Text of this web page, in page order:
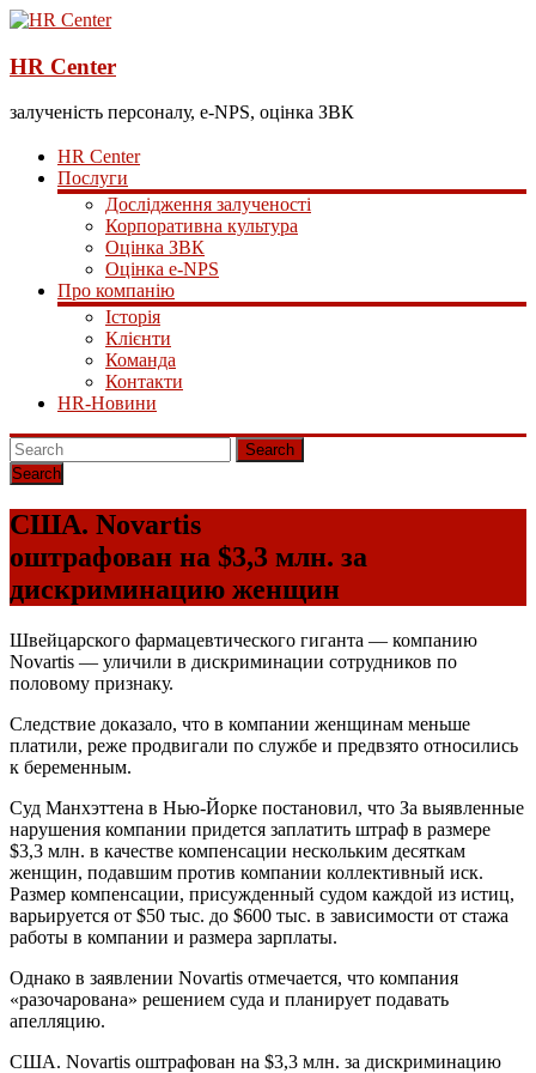
HR Center
залученість персоналу, e-NPS, оцінка ЗВК
HR Center
Послуги
Дослідження залученості
Корпоративна культура
Оцінка ЗВК
Оцінка e-NPS
Про компанію
Історія
Клієнти
Команда
Контакти
HR-Новини
Search
США. Novartis
оштрафован на $3,3 млн. за
дискриминацию женщин
Швейцарского фармацевтического гиганта — компанию
Novartis — уличили в дискриминации сотрудников по
половому признаку.
Следствие доказало, что в компании женщинам меньше
платили, реже продвигали по службе и предвзято относились
к беременным.
Суд Манхэттена в Нью-Йорке постановил, что За выявленные
нарушения компании придется заплатить штраф в размере
$3,3 млн. в качестве компенсации нескольким десяткам
женщин, подавшим против компании коллективный иск.
Размер компенсации, присужденный судом каждой из истиц,
варьируется от $50 тыс. до $600 тыс. в зависимости от стажа
работы в компании и размера зарплаты.
Однако в заявлении Novartis отмечается, что компания
«разочарована» решением суда и планирует подавать
апелляцию.
США. Novartis оштрафован на $3,3 млн. за дискриминацию